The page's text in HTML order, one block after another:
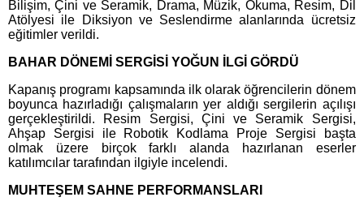
Bilişim, Çini ve Seramik, Drama, Müzik, Okuma, Resim, Dil
Atölyesi ile Diksiyon ve Seslendirme alanlarında ücretsiz
eğitimler verildi.
BAHAR DÖNEMİ SERGİSİ YOĞUN İLGİ GÖRDÜ
Kapanış programı kapsamında ilk olarak öğrencilerin dönem
boyunca hazırladığı çalışmaların yer aldığı sergilerin açılışı
gerçekleştirildi. Resim Sergisi, Çini ve Seramik Sergisi,
Ahşap Sergisi ile Robotik Kodlama Proje Sergisi başta
olmak üzere birçok farklı alanda hazırlanan eserler
katılımcılar tarafından ilgiyle incelendi.
MUHTEŞEM SAHNE PERFORMANSLARI